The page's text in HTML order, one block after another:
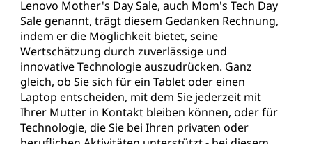
m
Lenovo Mother's Day Sale, auch Mom's Tech Day
Sale genannt, trägt diesem Gedanken Rechnung,
indem er die Möglichkeit bietet, seine
Wertschätzung durch zuverlässige und
innovative Technologie auszudrücken. Ganz
gleich, ob Sie sich für ein Tablet oder einen
Laptop entscheiden, mit dem Sie jederzeit mit
Ihrer Mutter in Kontakt bleiben können, oder für
Technologie, die Sie bei Ihren privaten oder